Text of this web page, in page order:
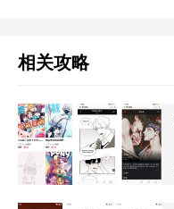
相关攻略